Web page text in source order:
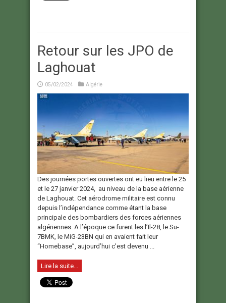
Retour sur les JPO de
Laghouat
05/02/2024 Algérie
Des journées portes ouvertes ont eu lieu entre le 25
et le 27 janvier 2024, au niveau de la base aérienne
de Laghouat. Cet aérodrome militaire est connu
depuis l’indépendance comme étant la base
principale des bombardiers des forces aériennes
algériennes. A l’époque ce furent les l’Il-28, le Su-
7BMK, le MiG-23BN qui en avaient fait leur
“Homebase”, aujourd’hui c’est devenu ...
Lire la suite...